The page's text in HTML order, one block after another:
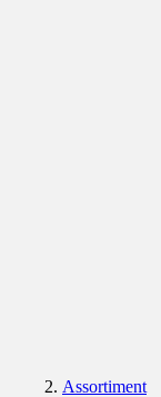
Assortiment